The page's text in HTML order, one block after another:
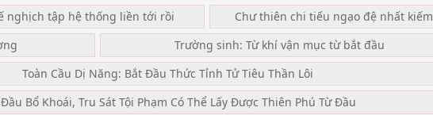
nghịch tập hệ thống liền tới rồi
Chư thiên chi tiếu ngạo đệ nhất kiếm
Trường sinh: Từ khí vận mục từ bắt đầu
Toàn Cầu Dị Năng: Bắt Đầu Thức Tỉnh Tử Tiêu Thần Lôi
Bổ Khoái, Tru Sát Tội Phạm Có Thể Lấy Được Thiên Phú Từ Đầu